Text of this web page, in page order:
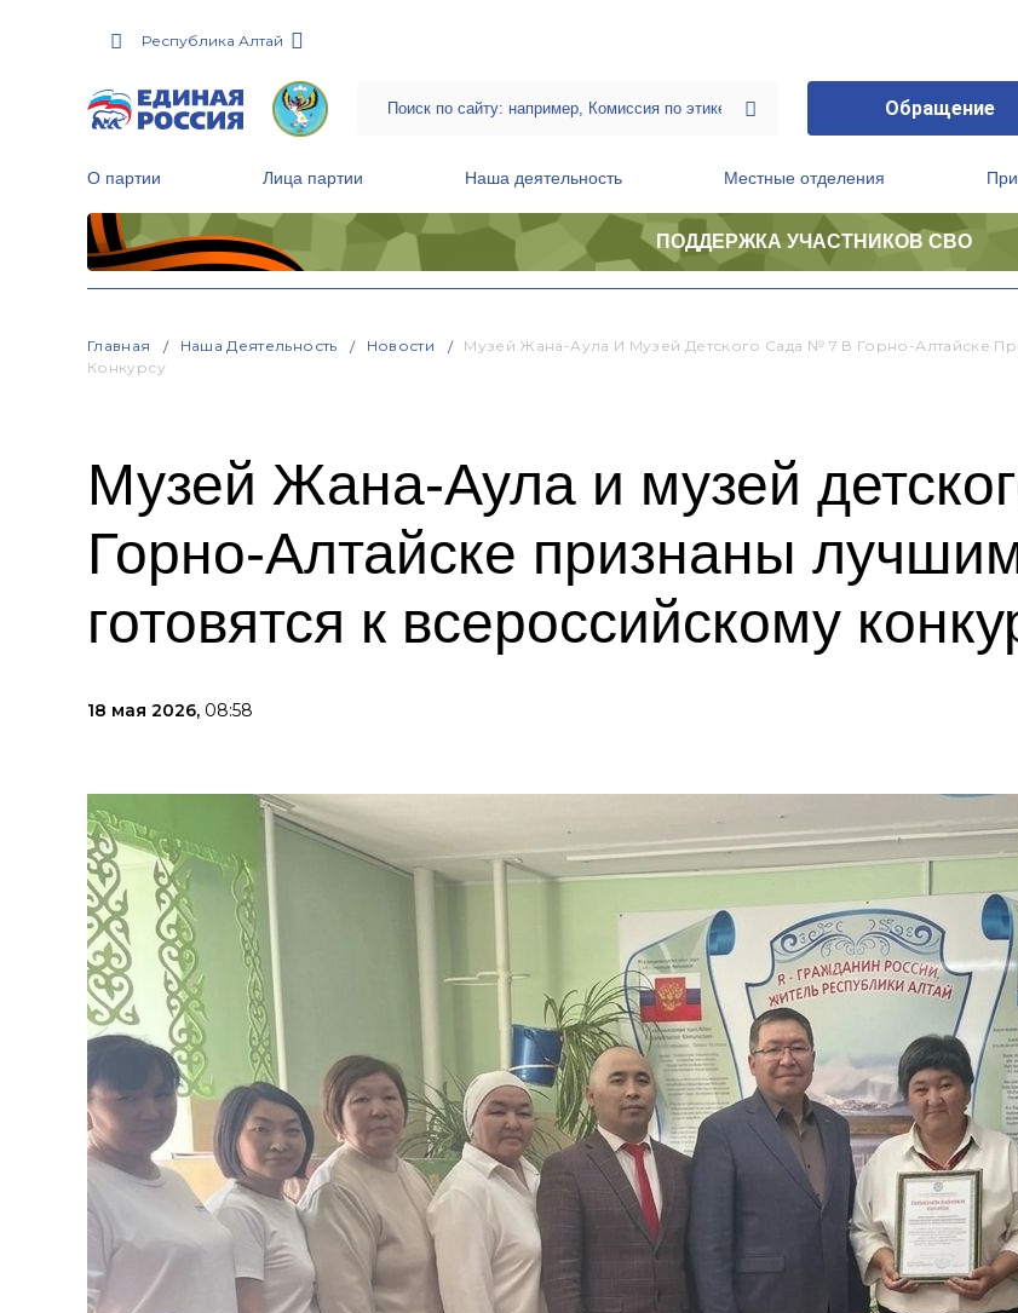
Республика Алтай
Обращение
О партии Лица партии Наша деятельность Местные отделения
ПОДДЕРЖКА УЧАСТНИКОВ СВО
Главная Наша Деятельность Новости
Музей Жана-Аула И Музей Детского Сада № 7 В Горно-Алтайске
Конкурсу
Музей Жана-Аула и музей
Горно-Алтайске признаны
готовятся к всероссийскому
18 мая 2026, 08:58